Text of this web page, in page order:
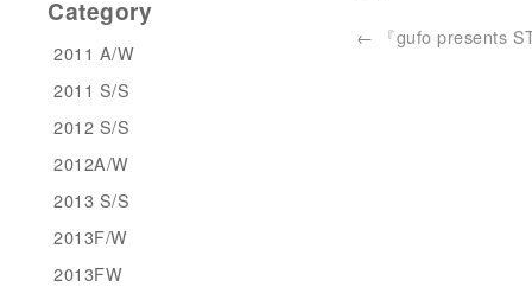
← 『gufo presents
Category
2011 A/W
2011 S/S
2012 S/S
2012A/W
2013 S/S
2013F/W
2013FW